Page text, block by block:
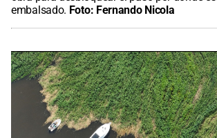
embalsado. Foto: Fernando Nicola